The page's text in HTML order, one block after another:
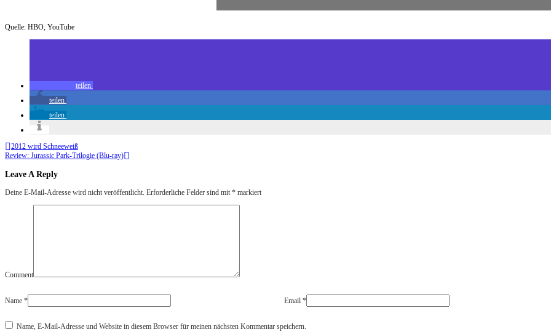
Quelle: HBO, YouTube
teilen
teilen
teilen
2012 wird Schneeweiß
Review: Jurassic Park-Trilogie (Blu-ray)
Leave A Reply
Deine E-Mail-Adresse wird nicht veröffentlicht. Erforderliche Felder sind mit * markiert
Comment
Name * Email*
Name, E-Mail-Adresse und Website in diesem Browser für meinen nächsten Kommentar speichern.